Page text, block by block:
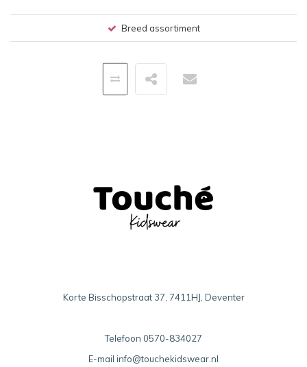
Breed assortiment
Korte Bisschopstraat 37, 7411HJ, Deventer
Telefoon 0570-834027
E-mail info@touchekidswear.nl